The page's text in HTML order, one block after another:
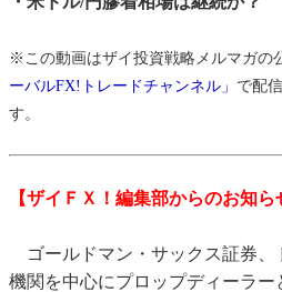
※この動画はザイ投資戦略メルマガの
ーバルFX!トレードチャンネル」 で配
す。
【ザイＦＸ！編集部からのお知ら
ゴールドマン・サックス証券、
機関を中心にプロップディーラ